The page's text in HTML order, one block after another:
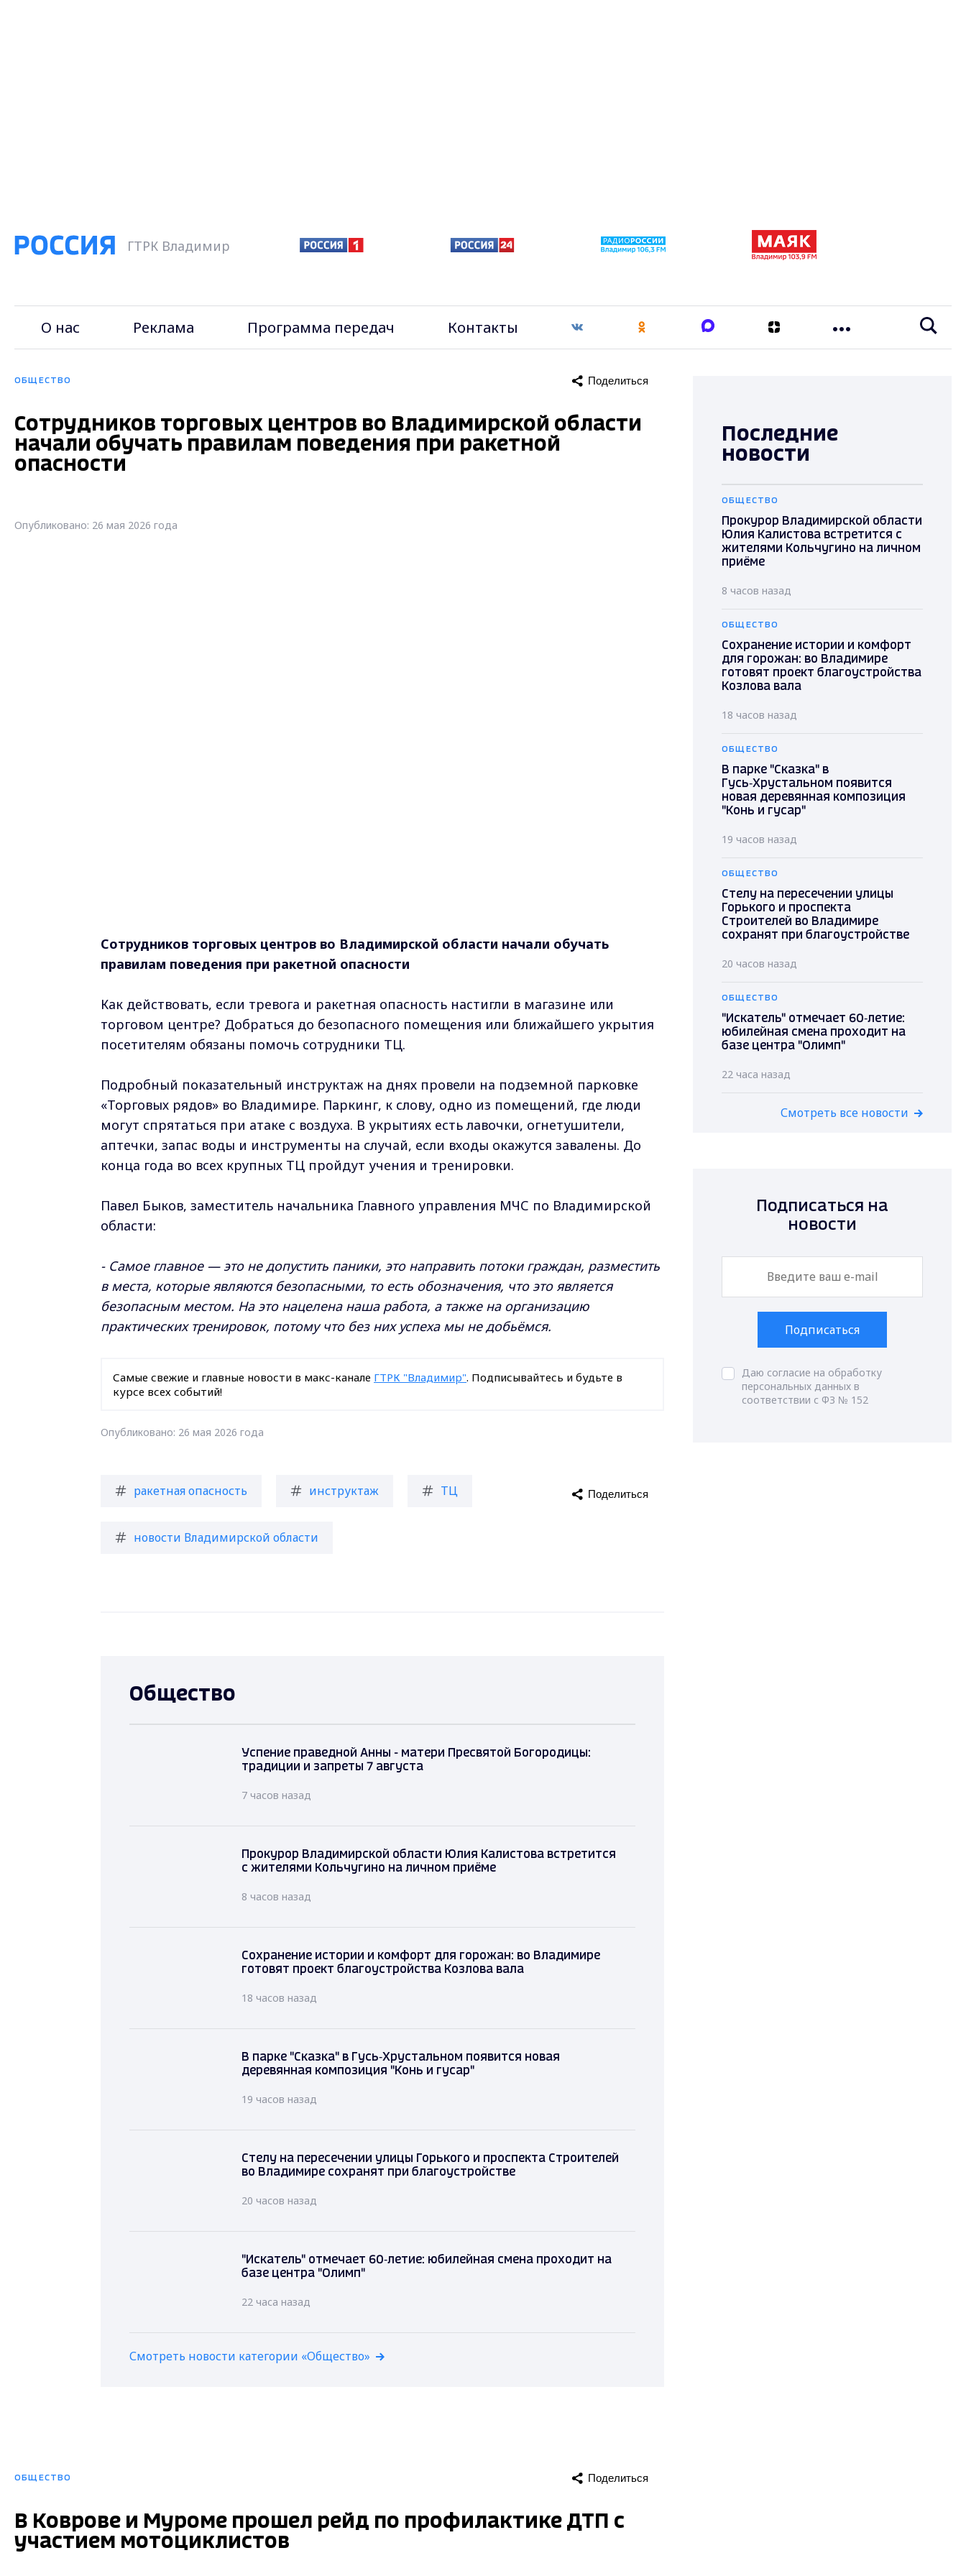
ГТРК Владимир
О нас Реклама Программа передач Контакты
ОБЩЕСТВО Поделиться
Сотрудников торговых центров во Владимирской области
начали обучать правилам поведения при ракетной
опасности
Опубликовано: 26 мая 2026 года
Сотрудников торговых центров во Владимирской области начали обучать
правилам поведения при ракетной опасности
Как действовать, если тревога и ракетная опасность настигли в магазине или
торговом центре? Добраться до безопасного помещения или ближайшего укрытия
посетителям обязаны помочь сотрудники ТЦ.
Подробный показательный инструктаж на днях провели на подземной парковке
«Торговых рядов» во Владимире. Паркинг, к слову, одно из помещений, где люди
могут спрятаться при атаке с воздуха. В укрытиях есть лавочки, огнетушители,
аптечки, запас воды и инструменты на случай, если входы окажутся завалены. До
конца года во всех крупных ТЦ пройдут учения и тренировки.
Павел Быков, заместитель начальника Главного управления МЧС по Владимирской
области:
- Самое главное — это не допустить паники, это направить потоки граждан, разместить
в места, которые являются безопасными, то есть обозначения, что это является
безопасным местом. На это нацелена наша работа, а также на организацию
практических тренировок, потому что без них успеха мы не добьёмся.
Самые свежие и главные новости в макс-канале ГТРК "Владимир". Подписывайтесь и будьте в
курсе всех событий!
Опубликовано: 26 мая 2026 года
ракетная опасность инструктаж ТЦ
новости Владимирской области
Поделиться
Общество
Успение праведной Анны - матери Пресвятой Богородицы:
традиции и запреты 7 августа
7 часов назад
Прокурор Владимирской области Юлия Калистова встретится
с жителями Кольчугино на личном приёме
8 часов назад
Сохранение истории и комфорт для горожан: во Владимире
готовят проект благоустройства Козлова вала
18 часов назад
В парке "Сказка" в Гусь‑Хрустальном появится новая
деревянная композиция "Конь и гусар"
19 часов назад
Стелу на пересечении улицы Горького и проспекта Строителей
во Владимире сохранят при благоустройстве
20 часов назад
"Искатель" отмечает 60‑летие: юбилейная смена проходит на
базе центра "Олимп"
22 часа назад
Смотреть новости категории «Общество»
ОБЩЕСТВО Поделиться
В Коврове и Муроме прошел рейд по профилактике ДТП с
участием мотоциклистов
Последние
новости
ОБЩЕСТВО
Прокурор Владимирской области
Юлия Калистова встретится с
жителями Кольчугино на личном
приёме
8 часов назад
ОБЩЕСТВО
Сохранение истории и комфорт
для горожан: во Владимире
готовят проект благоустройства
Козлова вала
18 часов назад
ОБЩЕСТВО
В парке "Сказка" в
Гусь‑Хрустальном появится
новая деревянная композиция
"Конь и гусар"
19 часов назад
ОБЩЕСТВО
Стелу на пересечении улицы
Горького и проспекта
Строителей во Владимире
сохранят при благоустройстве
20 часов назад
ОБЩЕСТВО
"Искатель" отмечает 60‑летие:
юбилейная смена проходит на
базе центра "Олимп"
22 часа назад
Смотреть все новости
Подписаться на
новости
Подписаться
Даю согласие на обработку
персональных данных в
соответствии с ФЗ № 152